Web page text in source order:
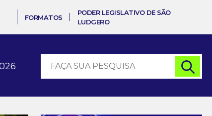
FORMATOS
PODER LEGISLATIVO DE SÃO
LUDGERO